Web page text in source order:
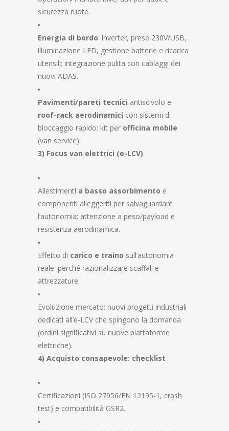
sicurezza ruote.
Energia di bordo: inverter, prese 230V/USB,
illuminazione LED, gestione batterie e ricarica
utensili; integrazione pulita con cablaggi dei
nuovi ADAS.
Pavimenti/pareti tecnici antiscivolo e
roof-rack aerodinamici con sistemi di
bloccaggio rapido; kit per officina mobile
(van service).
3) Focus van elettrici (e-LCV)
Allestimenti a basso assorbimento e
componenti alleggeriti per salvaguardare
l’autonomia; attenzione a peso/payload e
resistenza aerodinamica.
Effetto di carico e traino sull’autonomia
reale: perché razionalizzare scaffali e
attrezzature.
Evoluzione mercato: nuovi progetti industriali
dedicati all’e-LCV che spingono la domanda
(ordini significativi su nuove piattaforme
elettriche).
4) Acquisto consapevole: checklist
Certificazioni (ISO 27956/EN 12195-1, crash
test) e compatibilità GSR2.